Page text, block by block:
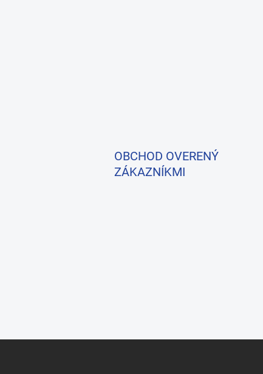
OBCHOD OVERENÝ
ZÁKAZNÍKMI